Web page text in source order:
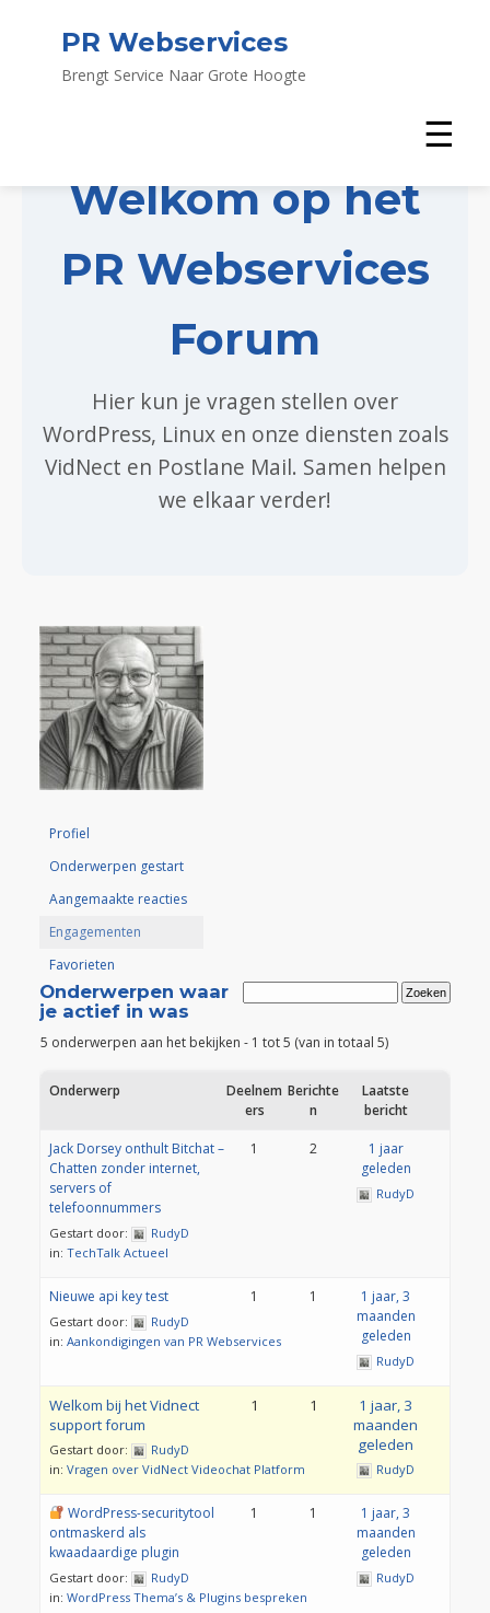
PR Webservices
Brengt Service Naar Grote Hoogte
☰
Welkom op het
PR Webservices
Forum
Hier kun je vragen stellen over
WordPress, Linux en onze diensten zoals
VidNect en Postlane Mail. Samen helpen
we elkaar verder!
Profiel
Onderwerpen gestart
Aangemaakte reacties
Engagementen
Favorieten
Onderwerpen waar
je actief in was
5 onderwerpen aan het bekijken - 1 tot 5 (van in totaal 5)
Onderwerp
Deelnem
ers
Berichte
n
Laatste
bericht
Jack Dorsey onthult Bitchat –
Chatten zonder internet,
servers of
telefoonnummers
Gestart door:
RudyD
in: TechTalk Actueel
1 2
1 jaar
geleden
RudyD
Nieuwe api key test
Gestart door:
RudyD
in: Aankondigingen van PR Webservices
1 1
1 jaar, 3
maanden
geleden
RudyD
Welkom bij het Vidnect
support forum
Gestart door:
RudyD
in: Vragen over VidNect Videochat Platform
1 1
1 jaar, 3
maanden
geleden
RudyD
WordPress-securitytool
ontmaskerd als
kwaadaardige plugin
Gestart door:
RudyD
in: WordPress Thema’s & Plugins bespreken
1 1
1 jaar, 3
maanden
geleden
RudyD